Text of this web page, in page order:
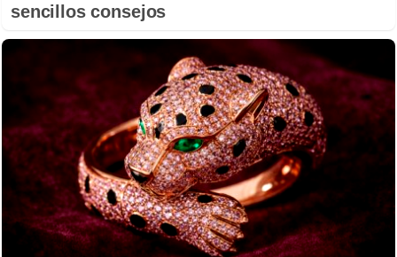
sencillos consejos